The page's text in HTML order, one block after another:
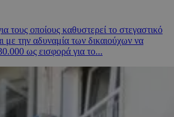
τους οποίους καθυστερεί το στεγαστικό
με την αδυναμία των δικαιούχων να
ως εισφορά για το...